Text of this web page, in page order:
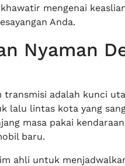
mengenai
Anda.
Nyaman
transmisi adalah kunci
lalu lintas kota yang
masa pakai
baru.
ahli untuk